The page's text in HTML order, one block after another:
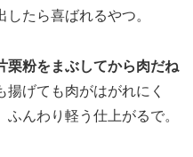
たら喜ばれるやつ。
栗粉をまぶしてから肉だね
揚げても肉がはがれにく
んわり軽う仕上がるで。